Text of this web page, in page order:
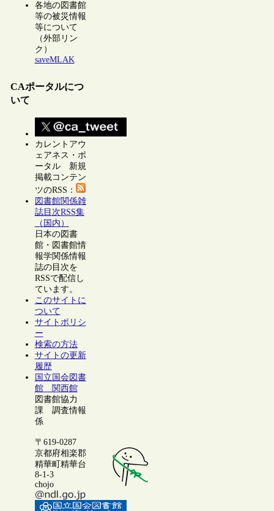
各地の図書館
等の被災情報
等について
（外部リン
ク）
saveMLAK
CAポータルにつ
いて
カレントアウ
ェアネス・ポ
ータル 新規
掲載コンテン
ツのRSS：
図書館関係雑
誌目次RSS集
（国内）
日本の図書
館・図書館情
報学関係情報
誌の目次を
RSSで配信し
ています。
このサイトに
ついて
サイトポリシ
ー
検索の方法
サイトの更新
履歴
国立国会図書
館 関西館
図書館協力
課 調査情報
係
〒619-0287
京都府相楽郡
精華町精華台
8-1-3
chojo